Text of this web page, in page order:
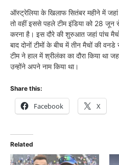
ऑस्ट्रेलिया के खिलाफ सितंबर महीने में जहां
तो वहीं इससे पहले टीम इंडिया को 28
करना है। इस दौरे की शुरुआत जहां पांच
बाद दोनों टीमों के बीच में तीन मैचों की वनडे
टीम ने हाल में श्रीलंका का दौरा किया था
उन्होंने अपने नाम किया था।
Share this:
Facebook X
Related